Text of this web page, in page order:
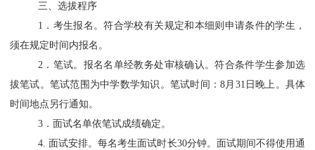
三、选拔程序
1．考生报名。符合学校有关规定和本细则申请条件的学生，
须在规定时间内报名。
2．笔试。报名名单经教务处审核确认。符合条件学生参加选
拔笔试。笔试范围为中学数学知识。笔试时间：8月 31 日晚上。具体
时间地点另行通知。
3．面试名单依笔试成绩确定。
4. 面试安排。每名考生面试时长30分钟。面试期间不得使用通